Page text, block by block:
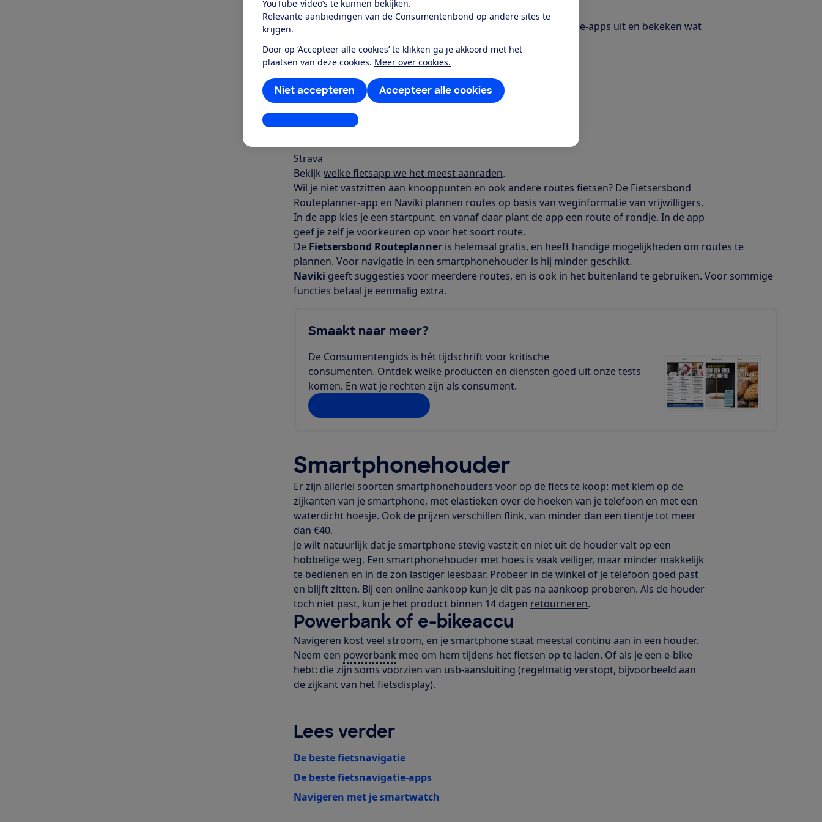
YouTube-video’s te kunnen bekijken.
Relevante aanbiedingen van de Consumentenbond op andere sites te
krijgen.
Door op ‘Accepteer alle cookies’ te klikken ga je akkoord met het
plaatsen van deze cookies. Meer over cookies.
Accepteer alle cookies
Niet accepteren
Instellingen aanpassen
We probeerden de volgende 8 veel gedownloade fietsnavigatie-apps uit en bekeken wat
ANWB Eropuit
AllTrails
Fietsknoop
Fietsknooppunt
Fietsnetwerk
Komoot
Route.nl
Strava
Bekijk welke fietsapp we het meest aanraden.
Wil je niet vastzitten aan knooppunten en ook andere routes fietsen? De Fietsersbond
Routeplanner-app en Naviki plannen routes op basis van weginformatie van vrijwilligers.
In de app kies je een startpunt, en vanaf daar plant de app een route of rondje. In de app
geef je zelf je voorkeuren op voor het soort route.
De Fietsersbond Routeplanner is helemaal gratis, en heeft handige mogelijkheden om routes te
plannen. Voor navigatie in een smartphonehouder is hij minder geschikt.
Naviki geeft suggesties voor meerdere routes, en is ook in het buitenland te gebruiken. Voor sommige
functies betaal je eenmalig extra.
Smaakt naar meer?
De Consumentengids is hét tijdschrift voor kritische
consumenten. Ontdek welke producten en diensten goed uit onze tests
komen. En wat je rechten zijn als consument.
Smartphonehouder
Er zijn allerlei soorten smartphonehouders voor op de fiets te koop: met klem op de
zijkanten van je smartphone, met elastieken over de hoeken van je telefoon en met een
waterdicht hoesje. Ook de prijzen verschillen flink, van minder dan een tientje tot meer
dan €40.
Je wilt natuurlijk dat je smartphone stevig vastzit en niet uit de houder valt op een
hobbelige weg. Een smartphonehouder met hoes is vaak veiliger, maar minder makkelijk
te bedienen en in de zon lastiger leesbaar. Probeer in de winkel of je telefoon goed past
en blijft zitten. Bij een online aankoop kun je dit pas na aankoop proberen. Als de houder
toch niet past, kun je het product binnen 14 dagen retourneren.
Powerbank of e-bikeaccu
Navigeren kost veel stroom, en je smartphone staat meestal continu aan in een houder.
Neem een powerbank mee om hem tijdens het fietsen op te laden. Of als je een e-bike
hebt: die zijn soms voorzien van usb-aansluiting (regelmatig verstopt, bijvoorbeeld aan
de zijkant van het fietsdisplay).
Lees verder
De beste fietsnavigatie
De beste fietsnavigatie-apps
Navigeren met je smartwatch